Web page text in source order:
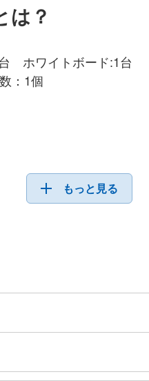
は？
ホワイトボード:1台
：1個
もっと見る